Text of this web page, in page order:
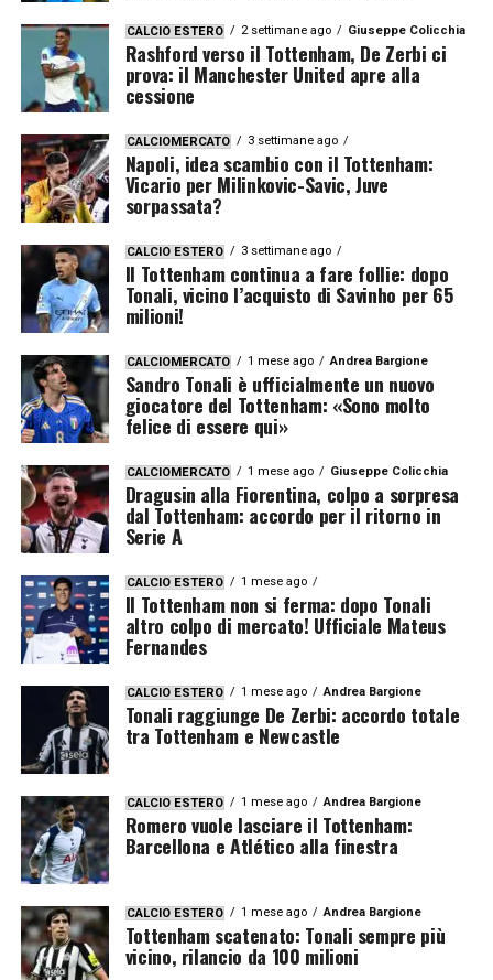
CALCIO ESTERO 2 settimane ago Giuseppe Colicchia
Rashford verso il Tottenham, De Zerbi ci
prova: il Manchester United apre alla
cessione
CALCIOMERCATO 3 settimane ago
Napoli, idea scambio con il Tottenham:
Vicario per Milinkovic-Savic, Juve
sorpassata?
CALCIO ESTERO 3 settimane ago
Il Tottenham continua a fare follie: dopo
Tonali, vicino l’acquisto di Savinho per 65
milioni!
CALCIOMERCATO 1 mese ago Andrea Bargione
Sandro Tonali è ufficialmente un nuovo
giocatore del Tottenham: «Sono molto
felice di essere qui»
CALCIOMERCATO 1 mese ago Giuseppe Colicchia
Dragusin alla Fiorentina, colpo a sorpresa
dal Tottenham: accordo per il ritorno in
Serie A
CALCIO ESTERO 1 mese ago
Il Tottenham non si ferma: dopo Tonali
altro colpo di mercato! Ufficiale Mateus
Fernandes
CALCIO ESTERO 1 mese ago Andrea Bargione
Tonali raggiunge De Zerbi: accordo totale
tra Tottenham e Newcastle
CALCIO ESTERO 1 mese ago Andrea Bargione
Romero vuole lasciare il Tottenham:
Barcellona e Atlético alla finestra
CALCIO ESTERO 1 mese ago Andrea Bargione
Tottenham scatenato: Tonali sempre più
vicino, rilancio da 100 milioni